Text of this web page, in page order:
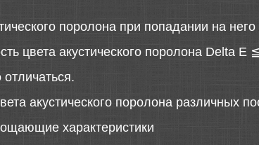
поролона при попадании на
цвета акустического поролона Delta
отличаться.
акустического поролона различных
характеристики